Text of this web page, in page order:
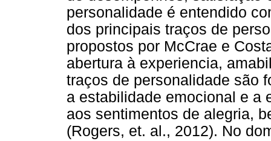
personalidade é entendido
dos principais traços de
propostos por McCrae e
abertura à experiencia,
traços de personalidade são
a estabilidade emocional e a
aos sentimentos de alegria,
(Rogers, et. al., 2012). No